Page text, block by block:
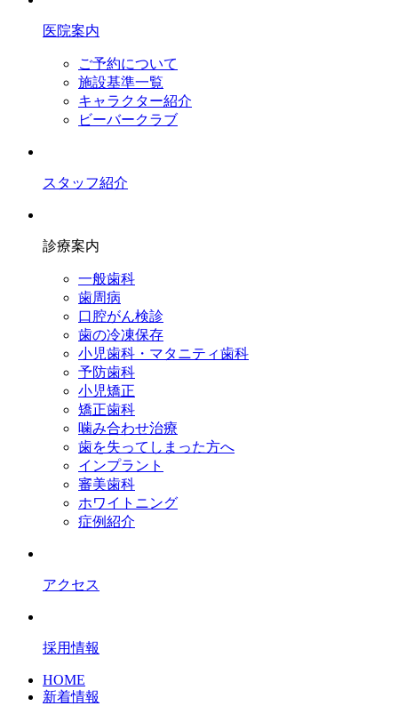
医院案内
ご予約について
施設基準一覧
キャラクター紹介
ビーバークラブ
スタッフ紹介
診療案内
一般歯科
歯周病
口腔がん検診
歯の冷凍保存
小児歯科・マタニティ歯科
予防歯科
小児矯正
矯正歯科
噛み合わせ治療
歯を失ってしまった方へ
インプラント
審美歯科
ホワイトニング
症例紹介
アクセス
採用情報
HOME
新着情報